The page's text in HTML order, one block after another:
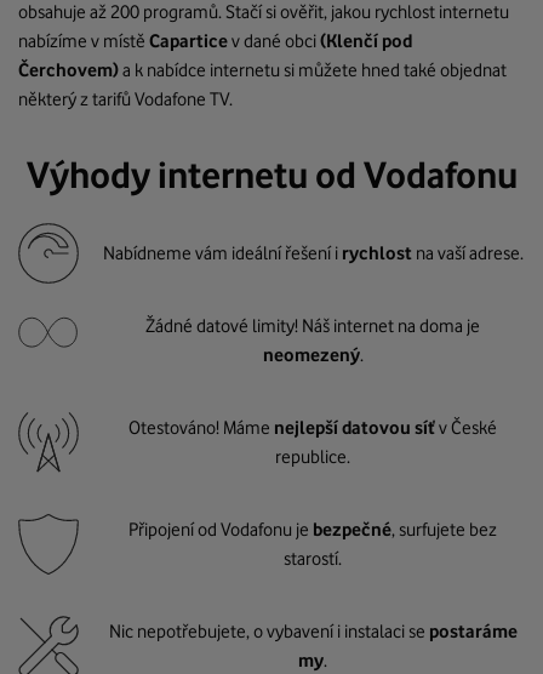
obsahuje až 200 programů. Stačí si ověřit, jakou rychlost internetu
nabízíme v místě Caparticev dané obci(Klenčí pod
Čerchovem)a k nabídce internetu si můžete hned také objednat
některý z tarifů Vodafone TV.
Výhody internetu od Vodafonu
Nabídneme vám ideální řešení i rychlost na vaší adrese.
Žádné datové limity! Náš internet na doma je
neomezený.
Otestováno! Máme nejlepší datovou síťv České
republice.
Připojení od Vodafonu je bezpečné, surfujete bez
starostí.
Nic nepotřebujete, o vybavení i instalaci se postaráme
my.